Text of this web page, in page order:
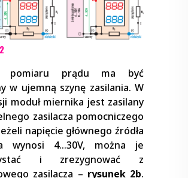
pomiaru prądu ma być
w ujemną szynę zasilania. W
moduł miernika jest zasilany
zasilacza pomocniczego
napięcie głównego źródła
wynosi 4…30V, można je
i zrezygnować z
zasilacza – rysunek 2b.